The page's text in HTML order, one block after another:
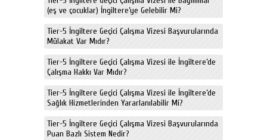
(eş ve çocuklar) İngiltere’ye Gelebilir Mi?
Tier-5 İngiltere Geçici Çalışma Vizesi Başvurularında
Mülakat Var Mıdır?
Tier-5 İngiltere Geçici Çalışma Vizesi ile İngiltere’de
Çalışma Hakkı Var Mıdır?
Tier-5 İngiltere Geçici Çalışma Vizesi ile İngiltere’de
Sağlık Hizmetlerinden Yararlanılabilir Mi?
Tier-5 İngiltere Geçici Çalışma Vizesi Başvurularında
Puan Bazlı Sistem Nedir?